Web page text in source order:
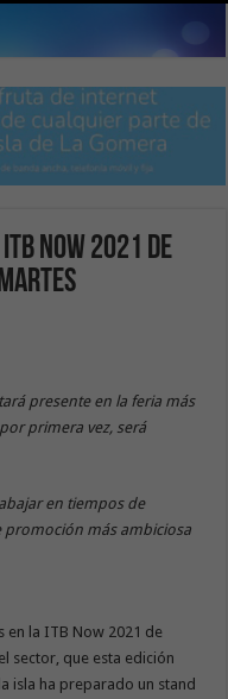
Now 2021 de
presente en la feria más
primera vez, será
en tiempos de
promoción más ambiciosa
en la ITB Now 2021 de
sector, que esta edición
isla ha preparado un stand